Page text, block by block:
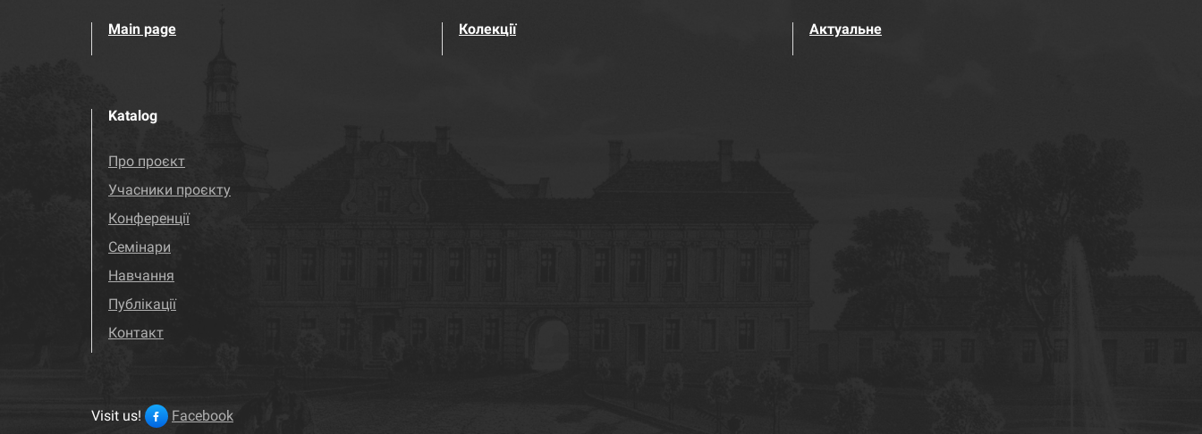
Main page Колекції Актуальне
Katalog
Про проєкт
Учасники проєкту
Конференції
Семінари
Навчання
Публікації
Контакт
Visit us! Facebook